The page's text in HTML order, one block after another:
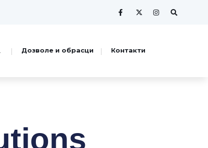
Дозволе и обрасци Контакти